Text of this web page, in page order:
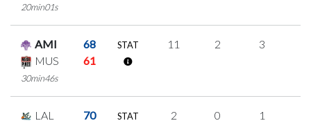
20min01s
AMI
68
MUS
61
30min46s
STAT 11 2 3
LAL
70
STAT 2 0 1